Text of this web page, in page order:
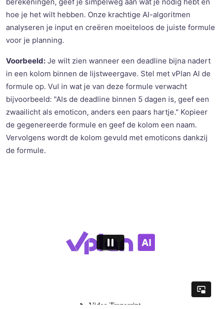
hoe je het wilt hebben. Onze krachtige AI-algoritmen
analyseren je input en creëren moeiteloos de juiste formule
voor je planning.
Voorbeeld: Je wilt zien wanneer een deadline bijna nadert
in een kolom binnen de lijstweergave. Stel met vPlan AI de
formule op. Vul in wat je van deze formule verwacht
bijvoorbeeld: "Als de deadline binnen 5 dagen is, geef een
zwaailicht als emoticon, anders een paars hartje." Kopieer
de gegenereerde formule en geef de kolom een naam.
Vervolgens wordt de kolom gevuld met emoticons dankzij
de formule.